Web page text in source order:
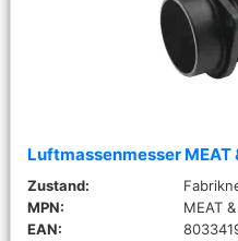
Luftmassenmesser MEAT
Zustand:
MPN:
MEAT
EAN: